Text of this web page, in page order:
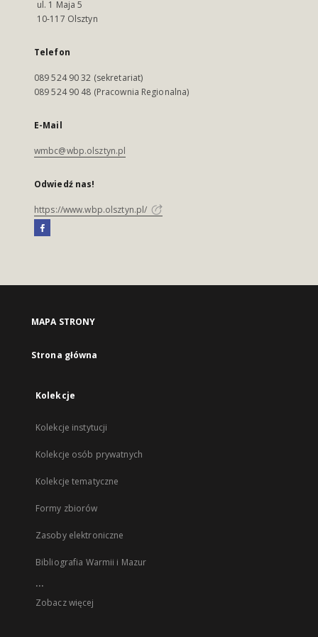
ul. 1 Maja 5
10-117 Olsztyn
Telefon
089 524 90 32 (sekretariat)
089 524 90 48 (Pracownia Regionalna)
E-Mail
wmbc@wbp.olsztyn.pl
Odwiedź nas!
https://www.wbp.olsztyn.pl/
MAPA STRONY
Strona główna
Kolekcje
Kolekcje instytucji
Kolekcje osób prywatnych
Kolekcje tematyczne
Formy zbiorów
Zasoby elektroniczne
Bibliografia Warmii i Mazur
...
Zobacz więcej